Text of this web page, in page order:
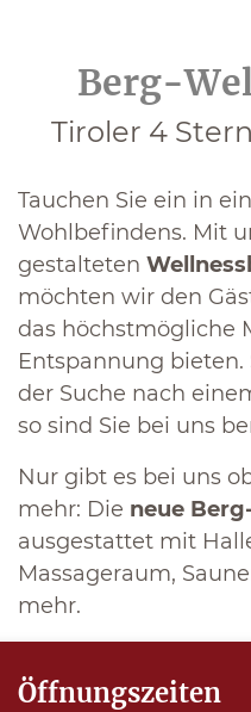
Berg-
Tiroler 4
Tauchen Sie ein in
Wohlbefindens. Mit
gestalteten
möchten wir den
das höchstmögliche
Entspannung
der Suche nach
so sind Sie bei uns
Nur gibt es bei uns
mehr: Die neue
ausgestattet mit
Massageraum,
mehr.
Öffnungszeiten